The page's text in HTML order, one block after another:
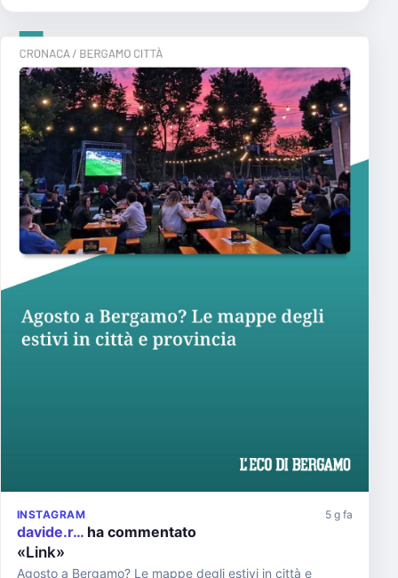
INSTAGRAM 5 g fa
davide.r… ha commentato
«Link»
Agosto a Bergamo? Le mappe degli estivi in città e